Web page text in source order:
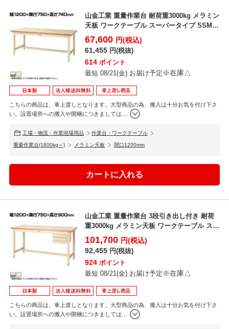
山金工業 重量作業台 耐荷重3000kg メラミン
天板 ワークテーブル スーパータイプ SSM-
12...
67,600 円(税込)
61,455 円(税抜)
614 ポイント
最短 08/21(金) お届け予定 ※在庫△
こちらの商品は、車上渡しとなります。大型商品の為、搬入は十分お気を付け下さ
い。設置場所への搬入や開梱につきましては
工場・物流・作業現場用品 作業台・ワークテーブル
重量作業台(1800kg～) メラミン天板 間口1200mm
山金工業 重量作業台 3段引き出し付き 耐荷
重3000kg メラミン天板 ワークテーブル スー
パータ...
101,700 円(税込)
92,455 円(税抜)
924 ポイント
最短 08/21(金) お届け予定 ※在庫△
こちらの商品は、車上渡しとなります。大型商品の為、搬入は十分お気を付け下さ
い。設置場所への搬入や開梱につきましては